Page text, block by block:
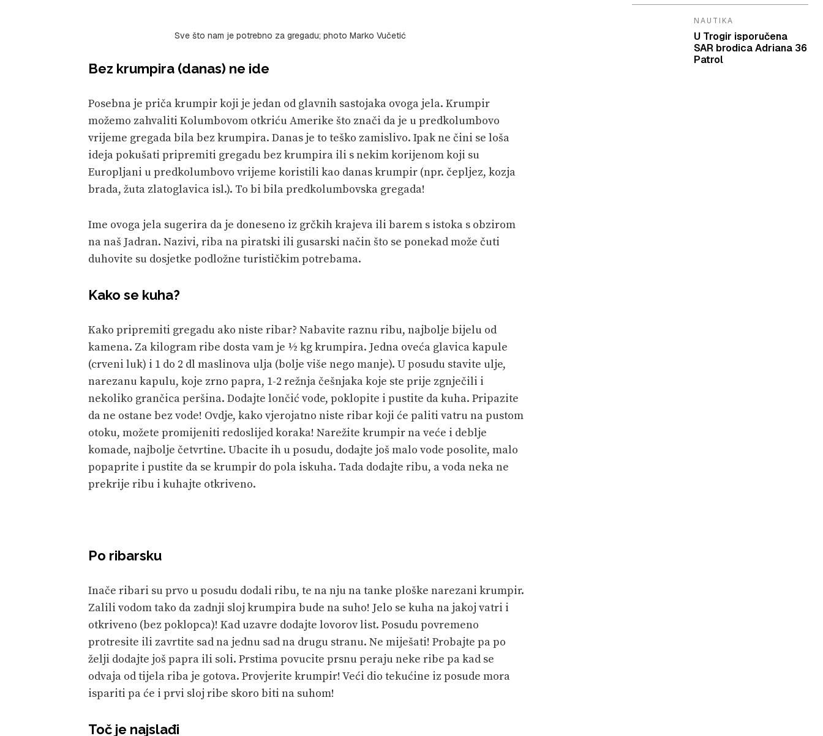
Sve što nam je potrebno za gregadu; photo Marko Vučetić
Bez krumpira (danas) ne ide
Posebna je priča krumpir koji je jedan od glavnih sastojaka ovoga jela. Krumpir
možemo zahvaliti Kolumbovom otkriću Amerike što znači da je u predkolumbovo
vrijeme gregada bila bez krumpira. Danas je to teško zamislivo. Ipak ne čini se loša
ideja pokušati pripremiti gregadu bez krumpira ili s nekim korijenom koji su
Europljani u predkolumbovo vrijeme koristili kao danas krumpir (npr. čepljez, kozja
brada, žuta zlatoglavica isl.). To bi bila predkolumbovska gregada!
Ime ovoga jela sugerira da je doneseno iz grčkih krajeva ili barem s istoka s obzirom
na naš Jadran. Nazivi, riba na piratski ili gusarski način što se ponekad može čuti
duhovite su dosjetke podložne turističkim potrebama.
Kako se kuha?
Kako pripremiti gregadu ako niste ribar? Nabavite raznu ribu, najbolje bijelu od
kamena. Za kilogram ribe dosta vam je ½ kg krumpira. Jedna oveća glavica kapule
(crveni luk) i 1 do 2 dl maslinova ulja (bolje više nego manje). U posudu stavite ulje,
narezanu kapulu, koje zrno papra, 1-2 režnja češnjaka koje ste prije zgnječili i
nekoliko grančica peršina. Dodajte lončić vode, poklopite i pustite da kuha. Pripazite
da ne ostane bez vode! Ovdje, kako vjerojatno niste ribar koji će paliti vatru na pustom
otoku, možete promijeniti redoslijed koraka! Narežite krumpir na veće i deblje
komade, najbolje četvrtine. Ubacite ih u posudu, dodajte još malo vode posolite, malo
popaprite i pustite da se krumpir do pola iskuha. Tada dodajte ribu, a voda neka ne
prekrije ribu i kuhajte otkriveno.
Po ribarsku
Inače ribari su prvo u posudu dodali ribu, te na nju na tanke ploške narezani krumpir.
Zalili vodom tako da zadnji sloj krumpira bude na suho! Jelo se kuha na jakoj vatri i
otkriveno (bez poklopca)! Kad uzavre dodajte lovorov list. Posudu povremeno
protresite ili zavrtite sad na jednu sad na drugu stranu. Ne miješati! Probajte pa po
želji dodajte još papra ili soli. Prstima povucite prsnu peraju neke ribe pa kad se
odvaja od tijela riba je gotova. Provjerite krumpir! Veći dio tekućine iz posude mora
ispariti pa će i prvi sloj ribe skoro biti na suhom!
Toč je najslađi
NAUTIKA
U Trogir isporučena
SAR brodica Adriana 36
Patrol